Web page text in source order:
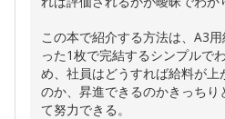
この本で紹介する方法は、A3
った1枚で完結するシンプルで
め、社員はどうすれば給料が上
のか、昇進できるのかきっちり
て努力できる。